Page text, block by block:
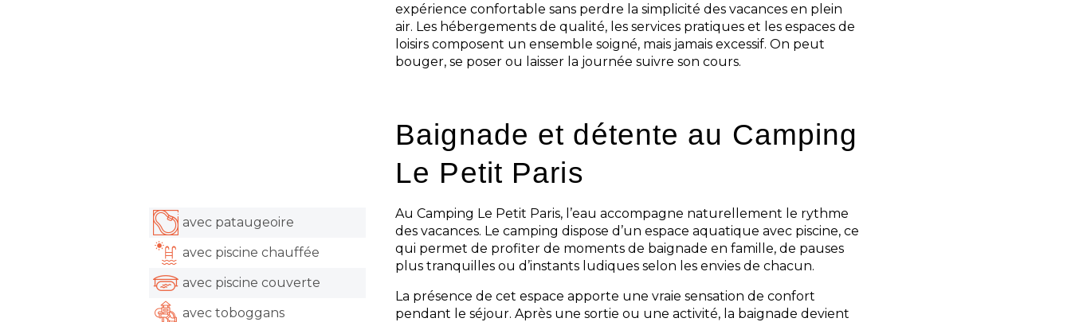
expérience confortable sans perdre la simplicité des vacances en plein
air. Les hébergements de qualité, les services pratiques et les espaces de
loisirs composent un ensemble soigné, mais jamais excessif. On peut
bouger, se poser ou laisser la journée suivre son cours.
avec pataugeoire
avec piscine chauffée
avec piscine couverte
avec toboggans
Baignade et détente au Camping
Le Petit Paris
Au Camping Le Petit Paris, l’eau accompagne naturellement le rythme
des vacances. Le camping dispose d’un espace aquatique avec piscine, ce
qui permet de profiter de moments de baignade en famille, de pauses
plus tranquilles ou d’instants ludiques selon les envies de chacun.
La présence de cet espace apporte une vraie sensation de confort
pendant le séjour. Après une sortie ou une activité, la baignade devient